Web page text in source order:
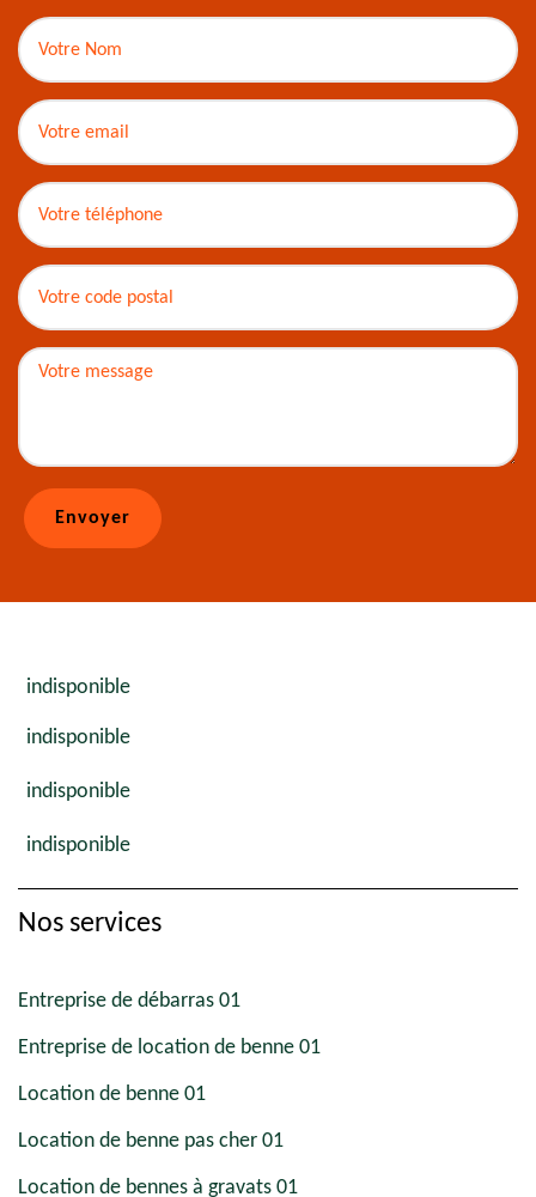
indisponible
indisponible
indisponible
indisponible
Nos services
Entreprise de débarras 01
Entreprise de location de benne 01
Location de benne 01
Location de benne pas cher 01
Location de bennes à gravats 01